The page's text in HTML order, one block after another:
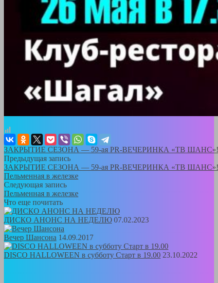
ЗАКРЫТИЕ СЕЗОНА — 59-ая PR-ВЕЧЕРИНКА «ТВ
Предыдущая запись
ЗАКРЫТИЕ СЕЗОНА — 59-ая PR-ВЕЧЕРИНКА «ТВ
Пельменная в железке
Следующая запись
Пельменная в железке
Что еще почитать
ДИСКО АНОНС НА НЕДЕЛЮ 07.02.2023
Вечер Шансона 14.09.2017
DISCO HALLOWEEN в субботу Старт в 19.00 23.10.2022